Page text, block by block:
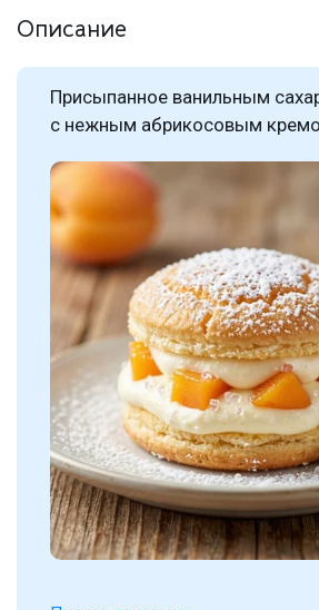
Описание
Присыпанное ванильным
с нежным абрикосовым